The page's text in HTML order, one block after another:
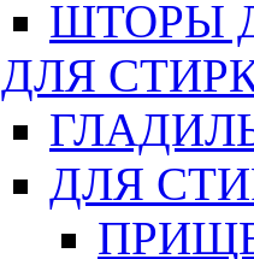
ШТОРЫ
ДЛЯ
ДЛЯ